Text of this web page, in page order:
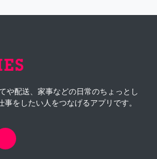
や配送、家事などの日常のちょっとし
をしたい人をつなげるアプリです。